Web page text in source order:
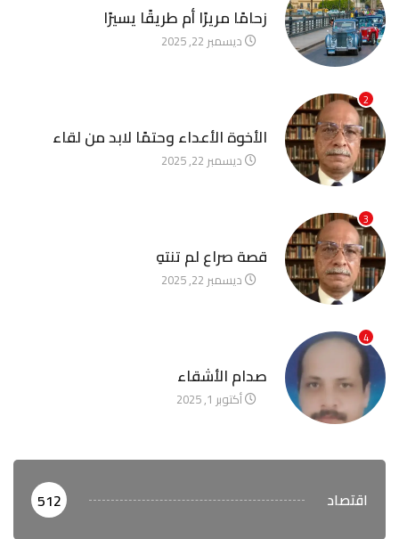
زحامًا مريرًا أم طريقًا يسيرًا
ديسمبر 22, 2025
2
الأخوة الأعداء وحتمًا لابد من لقاء
ديسمبر 22, 2025
3
قصة صراع لم تنتهِ
ديسمبر 22, 2025
4
صدام الأشقاء
أكتوبر 1, 2025
اقتصاد 512